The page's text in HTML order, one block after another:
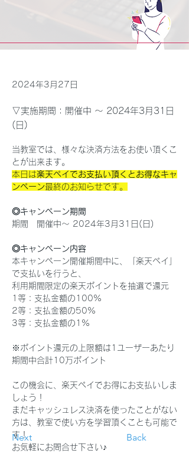
2024年3月27日
▽実施期間：開催中 ～ 2024年3月31日
(日)
Next Back
当教室では、様々な決済方法をお使い頂くこ
とが出来ます。
本日は楽天ペイでお支払い頂くとお得なキャ
ンペーン最終のお知らせです。
◎キャンペーン期間
期間　開催中～ 2024年3月31日(日)
◎キャンペーン内容
本キャンペーン開催期間中に、「楽天ペイ」
で支払いを行うと、
利用期間限定の楽天ポイントを抽選で還元
1等：支払金額の100%
2等：支払金額の50%
3等：支払金額の1%
※ポイント還元の上限額は1ユーザーあたり
期間中合計10万ポイント
この機会に、楽天ペイでお得にお支払いしま
しょう！
まだキャッシュレス決済を使ったことがない
方は、教室で使い方を学習頂くことも可能で
す！
お気軽にお問合せ下さい♪